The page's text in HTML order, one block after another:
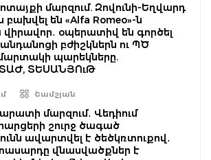
մարզում. Զովունի-Եղվարդ
են «Alfa Romeo»-ն
վիրավոր․ օպերատիվ են գործել
բժիշկներն ու ՊԾ
պարեկները.
ՏԵՍԱՆՅՈւԹ
Շամշյան
մարզում․ Վեդիում
շուրջ ծագած
ավարտվել է ծեծկռտուքով․
վնասվածքներ է